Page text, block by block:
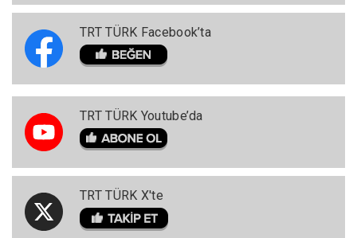
TRT TÜRK Facebook’ta
TRT TÜRK Youtube’da
TRT TÜRK X'te